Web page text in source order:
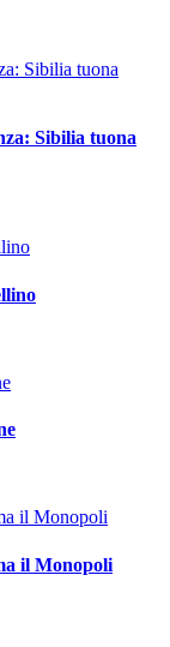
Sibilia tuona
il Monopoli